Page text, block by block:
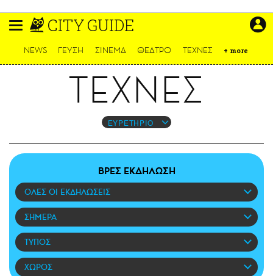
περιεχόμενο
CITY GUIDE
LIFO SHOP
NEWSLETTER
ΜΙΚΡΟΠΡΑΓΜΑΤΑ
THE GOOD LIFO
LIFOLAND
ΕΙΔΗΣΕΙΣ
CULTURE
ΑΠΟΨΕΙΣ
ΤΡΟΠΟΣ ΖΩΗΣ
NEWS ΓΕΥΣΗ ΣΙΝΕΜΑ ΘΕΑΤΡΟ ΤΕΧΝΕΣ + more
ΤΕΧΝΕΣ
ΕΥΡΕΤΗΡΙΟ
ΒΡΕΣ ΕΚΔΗΛΩΣΗ
ΟΛΕΣ ΟΙ ΕΚΔΗΛΩΣΕΙΣ
ΣΗΜΕΡΑ
ΤΥΠΟΣ
ΧΩΡΟΣ